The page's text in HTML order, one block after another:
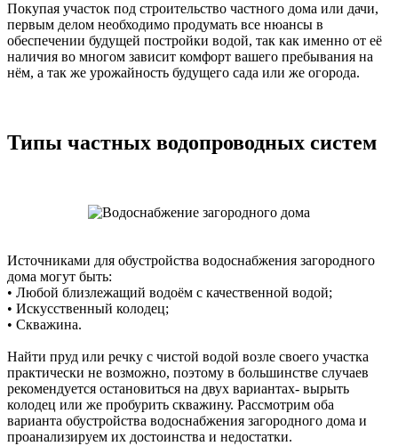
Покупая участок под строительство частного дома или дачи,
первым делом необходимо продумать все нюансы в
обеспечении будущей постройки водой, так как именно от её
наличия во многом зависит комфорт вашего пребывания на
нём, а так же урожайность будущего сада или же огорода.
Типы частных водопроводных систем
Источниками для обустройства водоснабжения загородного
дома могут быть:
• Любой близлежащий водоём с качественной водой;
• Искусственный колодец;
• Скважина.
Найти пруд или речку с чистой водой возле своего участка
практически не возможно, поэтому в большинстве случаев
рекомендуется остановиться на двух вариантах- вырыть
колодец или же пробурить скважину. Рассмотрим оба
варианта обустройства водоснабжения загородного дома и
проанализируем их достоинства и недостатки.